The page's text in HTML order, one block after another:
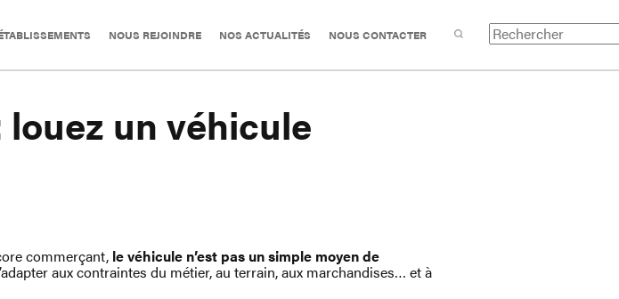
NOUS REJOINDRE NOS ACTUALITÉS NOUS CONTACTER
un véhicule
commerçant, le véhicule n’est pas un simple moyen de
aux contraintes du métier, au terrain, aux marchandises… et à